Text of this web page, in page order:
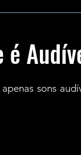
é
sons